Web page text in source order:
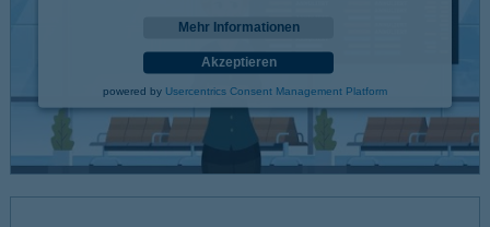
Mehr Informationen
Akzeptieren
powered by Usercentrics Consent Management Platform